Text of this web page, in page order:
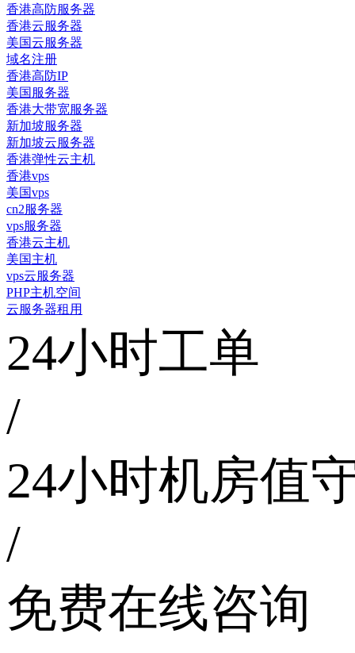
香港高防服务器
香港云服务器
美国云服务器
域名注册
香港高防IP
美国服务器
香港大带宽服务器
新加坡服务器
新加坡云服务器
香港弹性云主机
香港vps
美国vps
cn2服务器
vps服务器
香港云主机
美国主机
vps云服务器
PHP主机空间
云服务器租用
24小时工单
/
24小时机房值
/
免费在线咨询